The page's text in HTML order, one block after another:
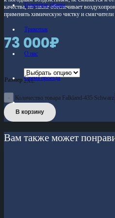
Головные уборы
Трикотаж
О нас
Схема проезда
качества, но также обеспечивает
применять химическую чистку и смягчители
73 000₽
Размер 2XL
Количество товара Falkland-435 Schwarz
В корзину
Вам также может